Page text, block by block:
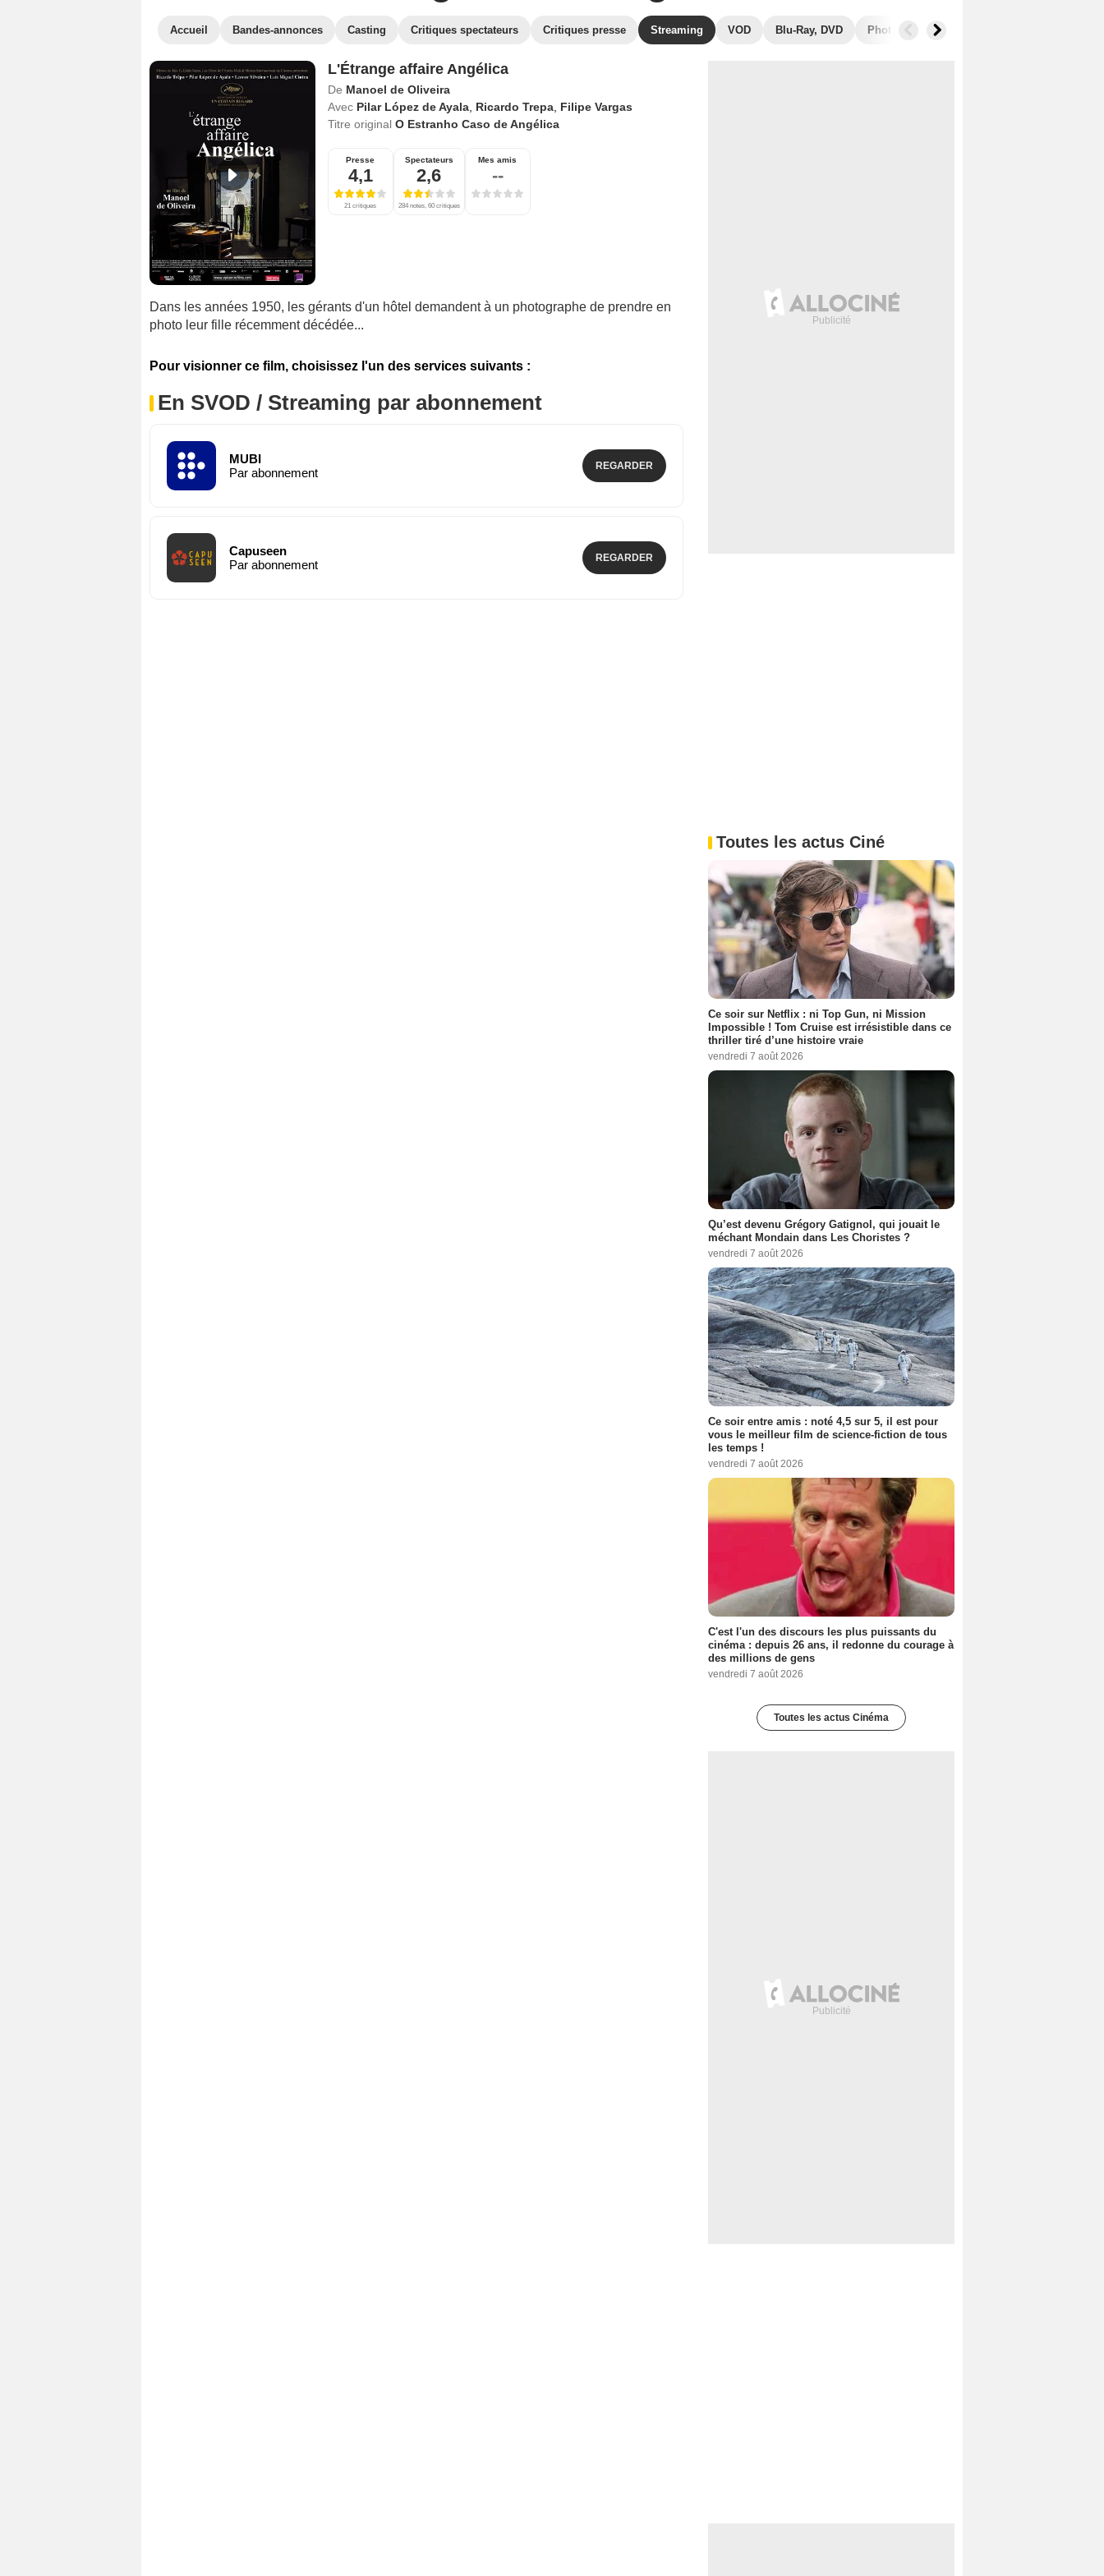
Accueil Bandes-annonces Casting Critiques spectateurs Critiques presse Streaming VOD Blu-Ray, DVD Photos Secrets de tournage
L'Étrange affaire Angélica
De Manoel de Oliveira
Avec Pilar López de Ayala, Ricardo Trepa, Filipe Vargas
Titre original O Estranho Caso de Angélica
Presse
4,1
21 critiques
Spectateurs
2,6
284 notes, 60 critiques
Mes amis
--
Dans les années 1950, les gérants d'un hôtel demandent à un photographe de prendre en
photo leur fille récemment décédée...
Pour visionner ce film, choisissez l'un des services suivants :
En SVOD / Streaming par abonnement
MUBI
Par abonnement
REGARDER
Capuseen
Par abonnement
REGARDER
Toutes les actus Ciné
Ce soir sur Netflix : ni Top Gun, ni Mission
Impossible ! Tom Cruise est irrésistible dans ce
thriller tiré d’une histoire vraie
vendredi 7 août 2026
Qu’est devenu Grégory Gatignol, qui jouait le
méchant Mondain dans Les Choristes ?
vendredi 7 août 2026
Ce soir entre amis : noté 4,5 sur 5, il est pour
vous le meilleur film de science-fiction de tous
les temps !
vendredi 7 août 2026
C'est l'un des discours les plus puissants du
cinéma : depuis 26 ans, il redonne du courage à
des millions de gens
vendredi 7 août 2026
Toutes les actus Cinéma